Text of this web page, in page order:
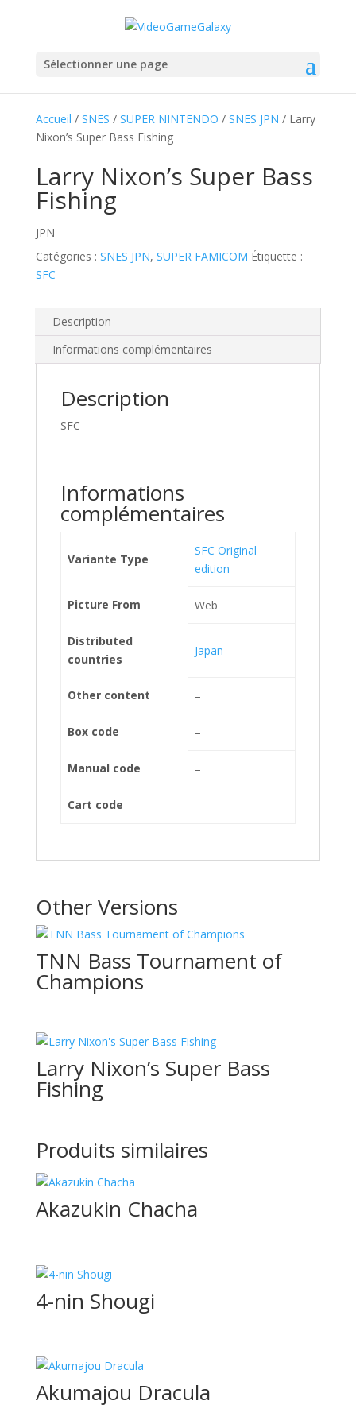
Sélectionner une page
Accueil / SNES / SUPER NINTENDO / SNES JPN / Larry
Nixon’s Super Bass Fishing
Larry Nixon’s Super Bass
Fishing
JPN
Catégories : SNES JPN, SUPER FAMICOM Étiquette :
SFC
Description
Informations complémentaires
Description
SFC
Informations
complémentaires
Variante Type
SFC Original
edition
Picture From Web
Distributed
countries
Japan
Other content –
Box code –
Manual code –
Cart code –
Other Versions
TNN Bass Tournament of
Champions
Larry Nixon’s Super Bass
Fishing
Produits similaires
Akazukin Chacha
4-nin Shougi
Akumajou Dracula